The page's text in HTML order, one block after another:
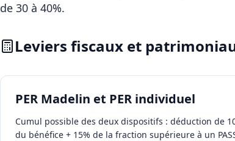
de 30 à 40%.
Leviers fiscaux et
PER Madelin et PER individuel
Cumul possible des deux dispositifs : déduction de
du bénéfice + 15% de la fraction supérieure à un